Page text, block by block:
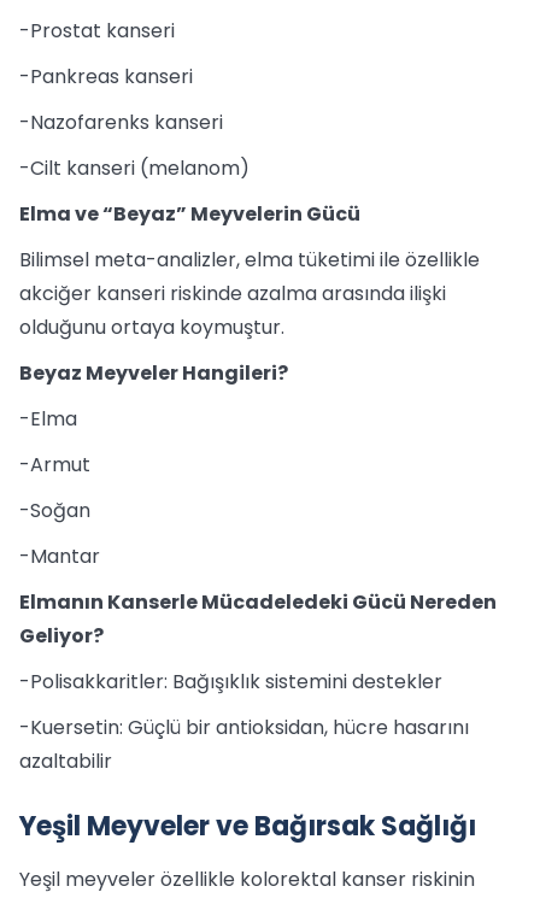
-Prostat kanseri
-Pankreas kanseri
-Nazofarenks kanseri
-Cilt kanseri (melanom)
Elma ve “Beyaz” Meyvelerin Gücü
Bilimsel meta-analizler, elma tüketimi ile özellikle
akciğer kanseri riskinde azalma arasında ilişki
olduğunu ortaya koymuştur.
Beyaz Meyveler Hangileri?
-Elma
-Armut
-Soğan
-Mantar
Elmanın Kanserle Mücadeledeki Gücü Nereden
Geliyor?
-Polisakkaritler: Bağışıklık sistemini destekler
-Kuersetin: Güçlü bir antioksidan, hücre hasarını
azaltabilir
Yeşil Meyveler ve Bağırsak Sağlığı
Yeşil meyveler özellikle kolorektal kanser riskinin